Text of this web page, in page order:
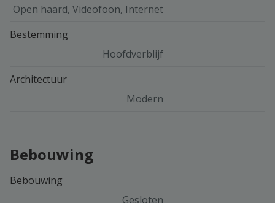
Open haard, Videofoon, Internet
Bestemming
Hoofdverblijf
Architectuur
Modern
Bebouwing
Bebouwing
Gesloten